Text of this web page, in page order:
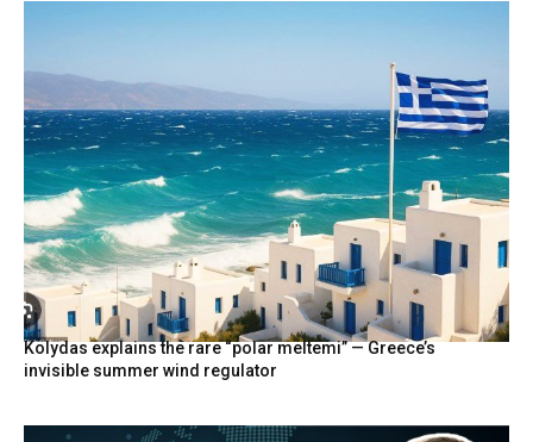
Kolydas explains the rare “polar meltemi” — Greece’s
invisible summer wind regulator